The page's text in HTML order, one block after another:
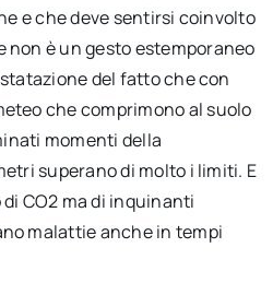
e che deve sentirsi coinvolto
non è un gesto estemporaneo
del fatto che con
che comprimono al suolo
momenti della
superano di molto i limiti. E
CO2 ma di inquinanti
malattie anche in tempi